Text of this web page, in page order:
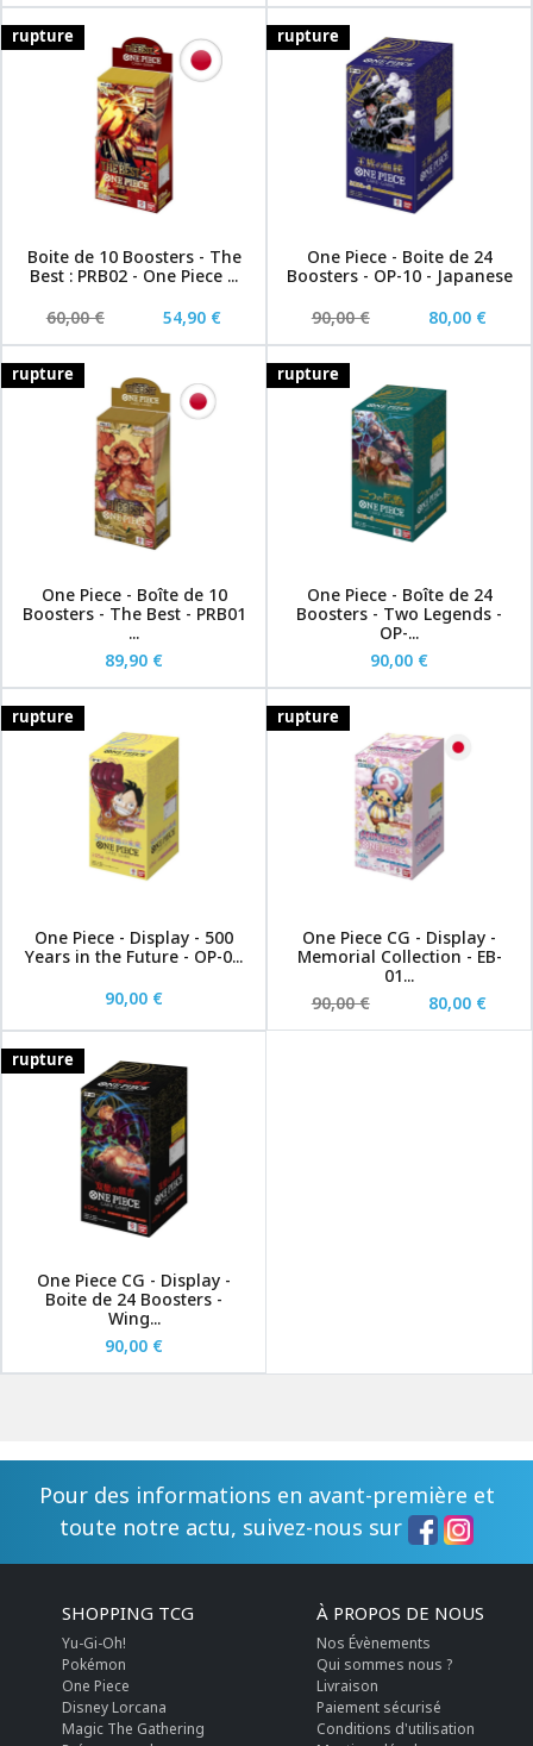
rupture
Boite de 10 Boosters - The
Best : PRB02 - One Piece ...
60,00 €
54,90 €
rupture
One Piece - Boite de 24
Boosters - OP-10 - Japanese
90,00 €
80,00 €
rupture
One Piece - Boîte de 10
Boosters - The Best - PRB01
...
89,90 €
rupture
One Piece - Boîte de 24
Boosters - Two Legends -
OP-...
90,00 €
rupture
One Piece - Display - 500
Years in the Future - OP-0...
90,00 €
rupture
One Piece CG - Display -
Memorial Collection - EB-
01...
90,00 €
80,00 €
rupture
One Piece CG - Display -
Boite de 24 Boosters -
Wing...
90,00 €
Pour des informations en avant-première et
toute notre actu, suivez-nous sur
SHOPPING TCG
Yu-Gi-Oh!
Pokémon
One Piece
Disney Lorcana
Magic The Gathering
À PROPOS DE NOUS
Nos Évènements
Qui sommes nous ?
Livraison
Paiement sécurisé
Conditions d'utilisation